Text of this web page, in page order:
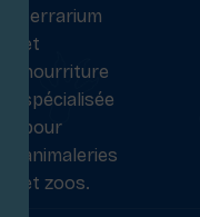
terrarium
et
nourriture
spécialisée
pour
animaleries
et zoos.